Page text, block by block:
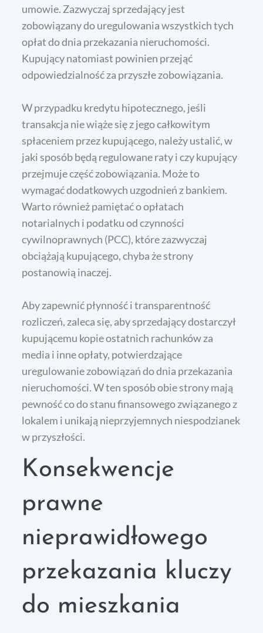
umowie. Zazwyczaj sprzedający jest
zobowiązany do uregulowania wszystkich tych
opłat do dnia przekazania nieruchomości.
Kupujący natomiast powinien przejąć
odpowiedzialność za przyszłe zobowiązania.
W przypadku kredytu hipotecznego, jeśli
transakcja nie wiąże się z jego całkowitym
spłaceniem przez kupującego, należy ustalić, w
jaki sposób będą regulowane raty i czy kupujący
przejmuje część zobowiązania. Może to
wymagać dodatkowych uzgodnień z bankiem.
Warto również pamiętać o opłatach
notarialnych i podatku od czynności
cywilnoprawnych (PCC), które zazwyczaj
obciążają kupującego, chyba że strony
postanowią inaczej.
Aby zapewnić płynność i transparentność
rozliczeń, zaleca się, aby sprzedający dostarczył
kupującemu kopie ostatnich rachunków za
media i inne opłaty, potwierdzające
uregulowanie zobowiązań do dnia przekazania
nieruchomości. W ten sposób obie strony mają
pewność co do stanu finansowego związanego z
lokalem i unikają nieprzyjemnych niespodzianek
w przyszłości.
Konsekwencje
prawne
nieprawidłowego
przekazania kluczy
do mieszkania